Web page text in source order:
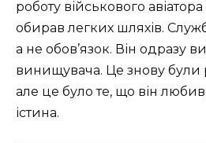
роботу військового
обирав легких шляхів.
а не обов’язок. Він одразу
винищувача. Це знову були
але це було те, що він
істина.